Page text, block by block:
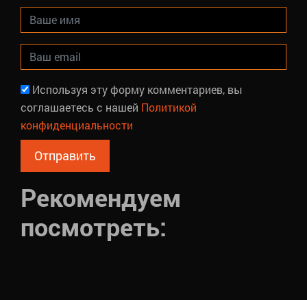
Используя эту форму комментариев, вы
соглашаетесь с нашей Политикой
конфиденциальности
Рекомендуем
посмотреть: